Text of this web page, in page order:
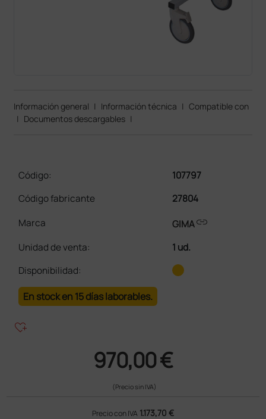
Información general | Información técnica | Compatible con
| Documentos descargables |
Código:
107797
Código fabricante
27804
Marca
GIMAlink
Unidad de venta:
1 ud.
Disponibilidad:
En stock en 15 días laborables.
heart_plus
970,00 €
(Precio sin IVA)
Precio con IVA 1.173,70 €